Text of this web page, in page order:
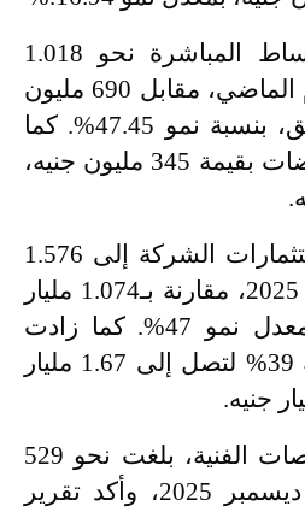
وبلغت محفظة الأقساط المباشرة نحو 1.018
مليار جنيه خلال العام الماضي، مقابل 690 مليون
جنيه في العام السابق، بنسبة نمو 47.45%. كما
سددت الشركة تعويضات بقيمة 345 مليون جنيه،
.
وارتفعت إجمالي استثمارات الشركة إلى 1.576
مليار جنيه بنهاية عام 2025، مقارنة بـ1.074 مليار
جنيه بنهاية 2024، بمعدل نمو 47%. كما زادت
أصول الشركة بنسبة 39% لتصل إلى 1.67 مليار
.
وفيما يتعلق بالمخصصات الفنية، بلغت نحو 529
مليون جنيه في 31 ديسمبر 2025، وأكد تقرير